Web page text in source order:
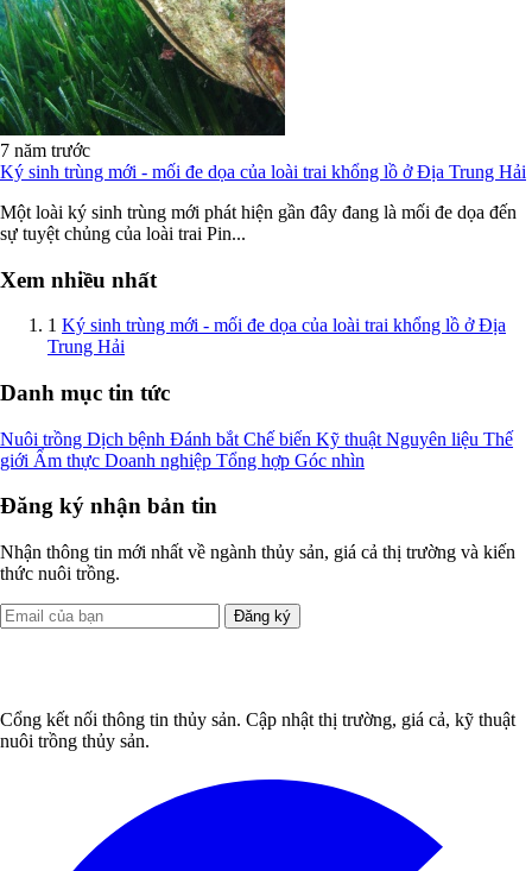
7 năm trước
Ký sinh trùng mới - mối đe dọa của loài trai khổng lồ ở Địa Trung Hải
Một loài ký sinh trùng mới phát hiện gần đây đang là mối đe dọa đến
sự tuyệt chủng của loài trai Pin...
Xem nhiều nhất
1 Ký sinh trùng mới - mối đe dọa của loài trai khổng lồ ở Địa
Trung Hải
Danh mục tin tức
Nuôi trồng Dịch bệnh Đánh bắt Chế biến Kỹ thuật Nguyên liệu Thế
giới Ẩm thực Doanh nghiệp Tổng hợp Góc nhìn
Đăng ký nhận bản tin
Nhận thông tin mới nhất về ngành thủy sản, giá cả thị trường và kiến
thức nuôi trồng.
Đăng ký
Cổng kết nối thông tin thủy sản. Cập nhật thị trường, giá cả, kỹ thuật
nuôi trồng thủy sản.